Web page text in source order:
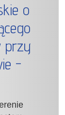
o
przy
-